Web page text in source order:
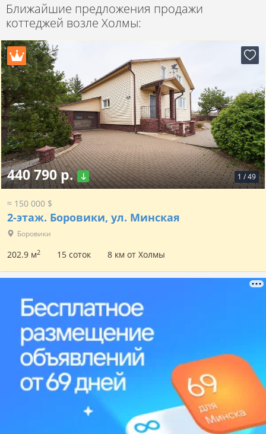
Ближайшие предложения продажи
коттеджей возле Холмы:
1 /49
440 790 р.
≈ 150 000 $
2-этаж. Боровики, ул. Минская
Боровики
202.9 м2 15 соток 8 км от Холмы